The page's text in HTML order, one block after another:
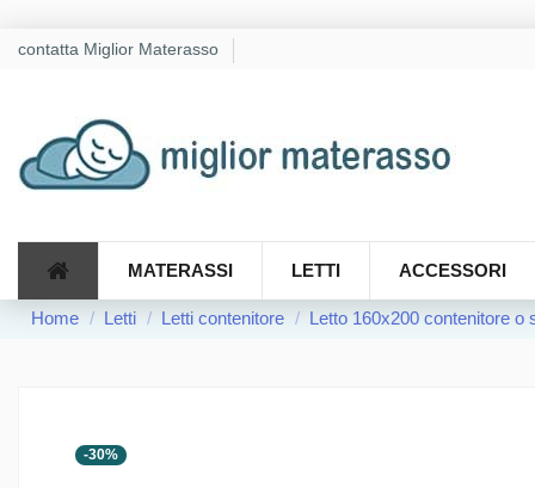
contatta Miglior Materasso
MATERASSI LETTI ACCESSORI
Home Letti Letti contenitore Letto 160x200 contenitore o
-30%